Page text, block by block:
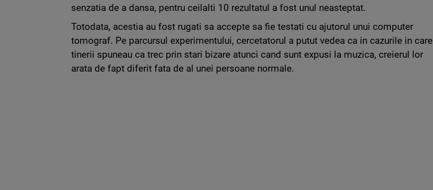
senzatia de a dansa, pentru ceilalti 10 rezultatul a fost unul neasteptat.
Totodata, acestia au fost rugati sa accepte sa fie testati cu ajutorul unui computer
tomograf. Pe parcursul experimentului, cercetatorul a putut vedea ca in cazurile in care
tinerii spuneau ca trec prin stari bizare atunci cand sunt expusi la muzica, creierul lor
arata de fapt diferit fata de al unei persoane normale.